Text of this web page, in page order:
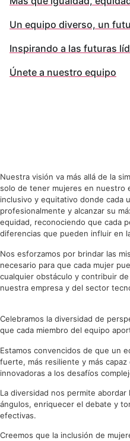
Un equipo diverso, un
Inspirando a las futuras
Únete a nuestro equipo
Nuestra visión va más allá de la
solo de tener mujeres en nuestro
inclusivo y equitativo donde cada
profesionalmente y alcanzar su
equidad, reconociendo que cada
diferencias que pueden influir en
Nos esforzamos por brindar las
necesario para que cada mujer
cualquier obstáculo y contribuir
nuestra empresa y del sector
Celebramos la diversidad de
que cada miembro del equipo
Estamos convencidos de que un
fuerte, más resiliente y más
innovadoras a los desafíos
La diversidad nos permite
ángulos, enriquecer el debate y
efectivas.
Creemos que la inclusión de